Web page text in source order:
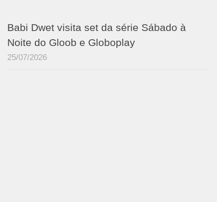
Babi Dwet visita set da série Sábado à
Noite do Gloob e Globoplay
25/07/2026